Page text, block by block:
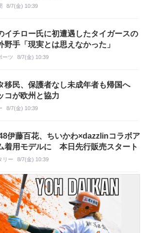
8/7(金) 10:39
イチロー氏に初遭遇したタイガースの
野手「現実とは思えなかった」
ーツ 8/7(金) 10:39
移民、保護者なし未成年者も帰国へ
コが欧州と協力
8/7(金) 10:39
伊藤百花、ちいかわ×dazzlinコラボア
着用モデルに 本日先行販売スタート
リー 8/7(金) 10:39